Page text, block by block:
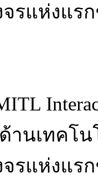
รแห่งแร
านเทคโ
รแห่งแร